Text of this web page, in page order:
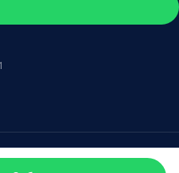
агентство в Бишкеке.